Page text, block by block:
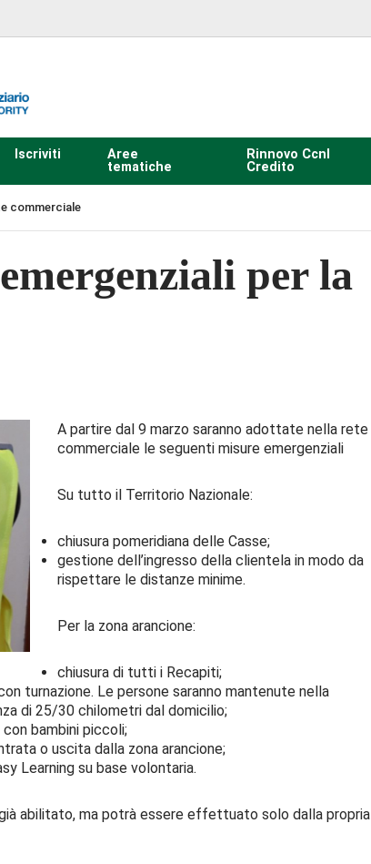
Iscriviti
Aree
tematiche
Rinnovo Ccnl
Credito
commerciale
per la
A partire dal 9 marzo saranno adottate nella rete
commerciale le seguenti misure emergenziali
Su tutto il Territorio Nazionale:
chiusura pomeridiana delle Casse;
gestione dell’ingresso della clientela in modo da
rispettare le distanze minime.
Per la zona arancione:
chiusura di tutti i Recapiti;
turnazione. Le persone saranno mantenute nella
di 25/30 chilometri dal domicilio;
bambini piccoli;
o uscita dalla zona arancione;
Learning su base volontaria.
abilitato, ma potrà essere effettuato solo dalla propria